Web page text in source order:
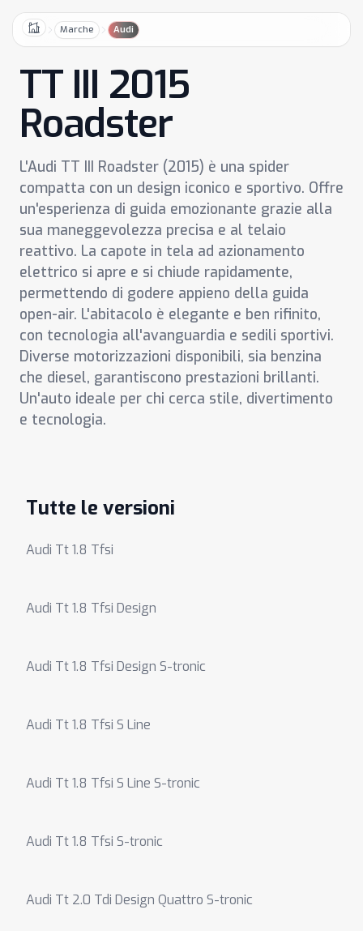
HomeMarche Audi
TT III 2015
Roadster
L'Audi TT III Roadster (2015) è una spider
compatta con un design iconico e sportivo. Offre
un'esperienza di guida emozionante grazie alla
sua maneggevolezza precisa e al telaio
reattivo. La capote in tela ad azionamento
elettrico si apre e si chiude rapidamente,
permettendo di godere appieno della guida
open-air. L'abitacolo è elegante e ben rifinito,
con tecnologia all'avanguardia e sedili sportivi.
Diverse motorizzazioni disponibili, sia benzina
che diesel, garantiscono prestazioni brillanti.
Un'auto ideale per chi cerca stile, divertimento
e tecnologia.
Tutte le versioni
Audi Tt 1.8 Tfsi
Audi Tt 1.8 Tfsi Design
Audi Tt 1.8 Tfsi Design S-tronic
Audi Tt 1.8 Tfsi S Line
Audi Tt 1.8 Tfsi S Line S-tronic
Audi Tt 1.8 Tfsi S-tronic
Audi Tt 2.0 Tdi Design Quattro S-tronic